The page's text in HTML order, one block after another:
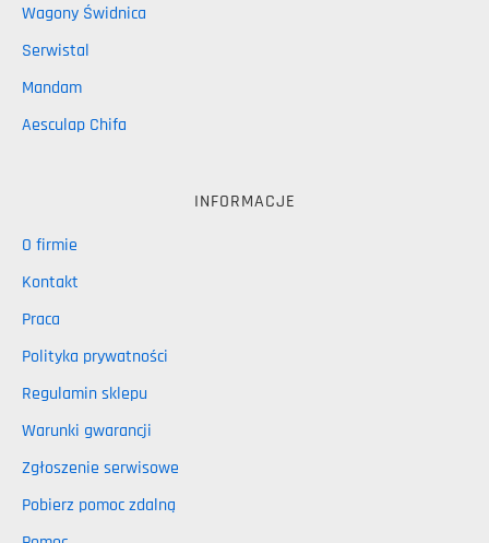
Wagony Świdnica
Serwistal
Mandam
Aesculap Chifa
INFORMACJE
O firmie
Kontakt
Praca
Polityka prywatności
Regulamin sklepu
Warunki gwarancji
Zgłoszenie serwisowe
Pobierz pomoc zdalną